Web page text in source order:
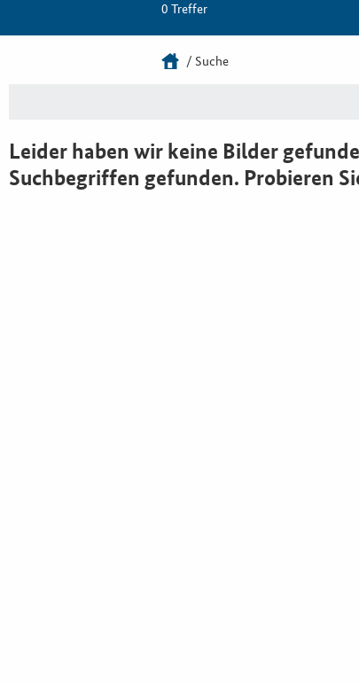
0 Treffer
Suche
Leider haben wir keine Bilder
Suchbegriffen gefunden. Probieren